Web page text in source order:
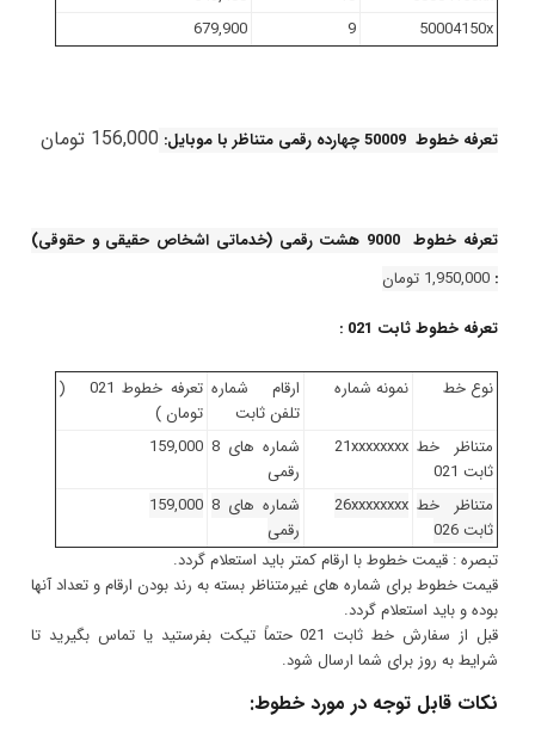
50004150x
9
679,900
تعرفه خطوط 50009 چهارده رقمی متناظر با موبایل: 156,000 تومان
تعرفه خطوط 9000 هشت رقمی (خدماتی اشخاص حقیقی و حقوقی)
:
1,950,000 تومان
تعرفه خطوط ثابت 021 :
نوع خط نمونه شماره
ارقام شماره
تلفن ثابت
تعرفه خطوط 021 (
تومان )
متناظر خط
ثابت 021
21xxxxxxxx
شماره های 8
رقمی
159,000
متناظر خط
ثابت 026
26xxxxxxxx
شماره های 8
رقمی
159,000
تبصره : قیمت خطوط با ارقام کمتر باید استعلام گردد.
قیمت خطوط برای شماره های غیرمتناظر بسته به رند بودن ارقام و تعداد آنها
بوده و باید استعلام گردد.
قبل از سفارش خط ثابت 021 حتماً تیکت بفرستید یا تماس بگیرید تا
شرایط به روز برای شما ارسال شود.
نکات قابل توجه در مورد خطوط: